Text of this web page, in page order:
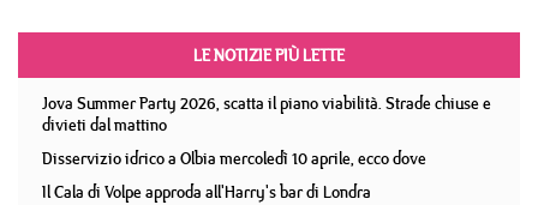
LE NOTIZIE PIÙ LETTE
Jova Summer Party 2026, scatta il piano viabilità. Strade chiuse e
divieti dal mattino
Disservizio idrico a Olbia mercoledì 10 aprile, ecco dove
Il Cala di Volpe approda all'Harry's bar di Londra